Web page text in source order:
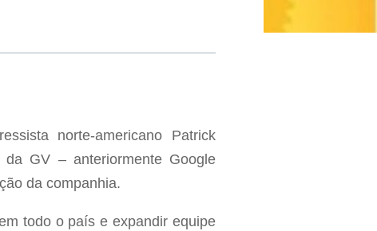
norte-americano Patrick
GV – anteriormente Google
da companhia.
todo o país e expandir equipe